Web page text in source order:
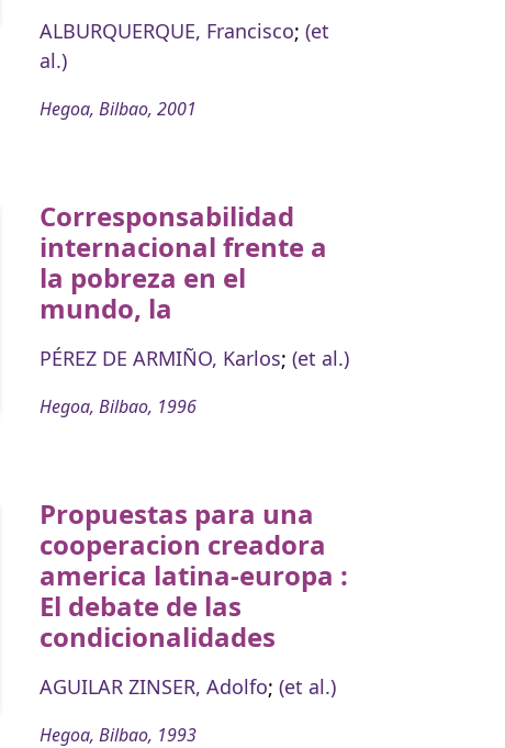
ALBURQUERQUE, Francisco; (et
al.)
Hegoa, Bilbao, 2001
Corresponsabilidad
internacional frente a
la pobreza en el
mundo, la
PÉREZ DE ARMIÑO, Karlos; (et al.)
Hegoa, Bilbao, 1996
Propuestas para una
cooperacion creadora
america latina-europa :
El debate de las
condicionalidades
AGUILAR ZINSER, Adolfo; (et al.)
Hegoa, Bilbao, 1993